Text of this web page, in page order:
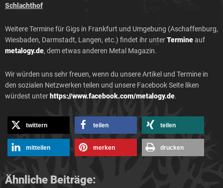
Schlachthof
Weitere Termine für Gigs in Frankfurt und Umgebung (Aschaffenburg,
Wiesbaden, Darmstadt, Langen, etc.) findet ihr unterTermineauf
metalogy.de, dem etwas anderen Metal Magazin.
Wir würden uns sehr freuen, wenn du unsere Artikel und Termine in
den sozialen Netzwerken teilen und unsere Facebook Seite liken
würdest unter https://www.facebook.com/metalogy.de.
twittern teilen teilen
mitteilen merken drucken
Ähnliche Beiträge: